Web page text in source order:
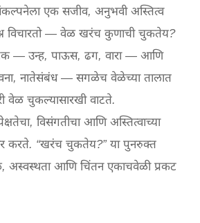
एक सजीव, अनुभवी अस्तित्व
विचारतो — वेळ खरंच कुणाची चुकतेय?
— उन्ह, पाऊस, ढग, वारा — आणि
नातेसंबंध — सगळेच वेळेच्या तालात
वेळ चुकल्यासारखी वाटते.
विसंगतीचा आणि अस्तित्वाच्या
करते. “खरंच चुकतेय?” या पुनरुक्त
अस्वस्थता आणि चिंतन एकाचवेळी प्रकट